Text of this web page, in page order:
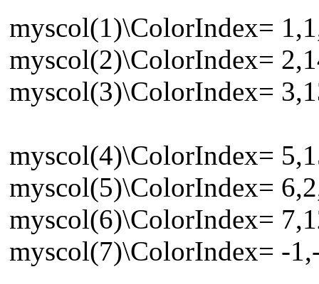
myscol(1)\ColorIndex=
myscol(2)\ColorIndex=
myscol(3)\ColorIndex=
myscol(4)\ColorIndex=
myscol(5)\ColorIndex=
myscol(6)\ColorIndex=
myscol(7)\ColorIndex= -